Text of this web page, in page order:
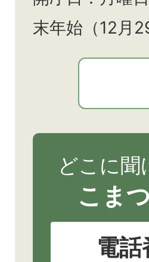
末年始（12月
どこに
こま
電話